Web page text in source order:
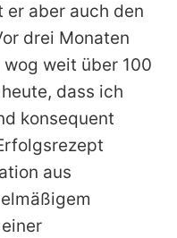
aber auch den
drei Monaten
weit über 100
dass ich
konsequent
aus